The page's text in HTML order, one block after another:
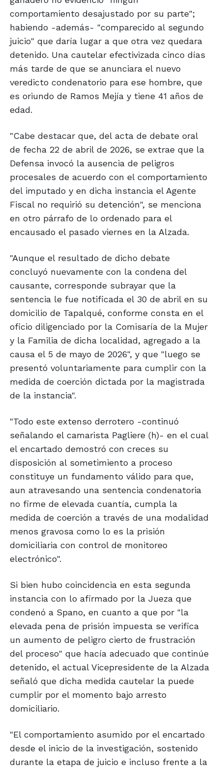
comportamiento desajustado por su parte";
habiendo -además- "comparecido al segundo
juicio" que daría lugar a que otra vez quedara
detenido. Una cautelar efectivizada cinco días
más tarde de que se anunciara el nuevo
veredicto condenatorio para ese hombre, que
es oriundo de Ramos Mejía y tiene 41 años de
edad.
"Cabe destacar que, del acta de debate oral
de fecha 22 de abril de 2026, se extrae que la
Defensa invocó la ausencia de peligros
procesales de acuerdo con el comportamiento
del imputado y en dicha instancia el Agente
Fiscal no requirió su detención", se menciona
en otro párrafo de lo ordenado para el
encausado el pasado viernes en la Alzada.
"Aunque el resultado de dicho debate
concluyó nuevamente con la condena del
causante, corresponde subrayar que la
sentencia le fue notificada el 30 de abril en su
domicilio de Tapalqué, conforme consta en el
oficio diligenciado por la Comisaría de la Mujer
y la Familia de dicha localidad, agregado a la
causa el 5 de mayo de 2026", y que "luego se
presentó voluntariamente para cumplir con la
medida de coerción dictada por la magistrada
de la instancia".
"Todo este extenso derrotero -continuó
señalando el camarista Pagliere (h)- en el cual
el encartado demostró con creces su
disposición al sometimiento a proceso
constituye un fundamento válido para que,
aun atravesando una sentencia condenatoria
no firme de elevada cuantía, cumpla la
medida de coerción a través de una modalidad
menos gravosa como lo es la prisión
domiciliaria con control de monitoreo
electrónico".
Si bien hubo coincidencia en esta segunda
instancia con lo afirmado por la Jueza que
condenó a Spano, en cuanto a que por "la
elevada pena de prisión impuesta se verifica
un aumento de peligro cierto de frustración
del proceso" que hacía adecuado que continúe
detenido, el actual Vicepresidente de la Alzada
señaló que dicha medida cautelar la puede
cumplir por el momento bajo arresto
domiciliario.
"El comportamiento asumido por el encartado
desde el inicio de la investigación, sostenido
durante la etapa de juicio e incluso frente a la